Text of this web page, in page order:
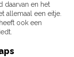
daarvan en het
allemaal een eitje.
ook een